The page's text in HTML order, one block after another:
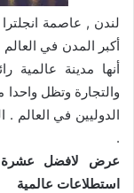
لندن , عاصمة
أنها مدينة عالمية
والتجارة وتظل واحدا
الدوليين في العالم .
.
عرض لافضل عشرة
استطلاعات عالمية